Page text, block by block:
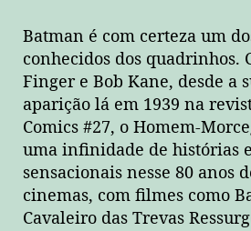
Batman é com certeza um
conhecidos dos quadrinhos.
Finger e Bob Kane, desde a
aparição lá em 1939 na
Comics #27, o Homem-
uma infinidade de histórias
sensacionais nesse 80 anos
cinemas, com filmes como
Cavaleiro das Trevas